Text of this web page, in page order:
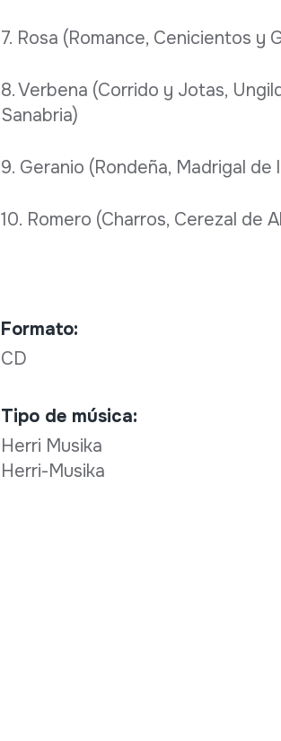
7. Rosa (Romance, Cenicientos y
8. Verbena (Corrido y Jotas,
Sanabria)
9. Geranio (Rondeña, Madrigal de
10. Romero (Charros, Cerezal de
Formato:
CD
Tipo de música:
Herri Musika
Herri-Musika